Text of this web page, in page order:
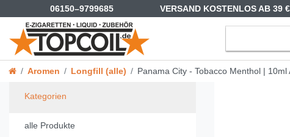
06150–9799685 VERSAND KOSTENLOS AB 39 €
Aromen Longfill (alle) Panama City - Tobacco Menthol |
Kategorien
alle Produkte